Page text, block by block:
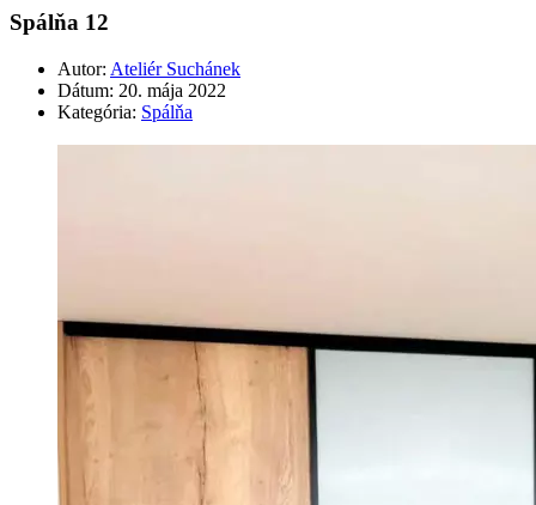
Spálňa 12
Autor: Ateliér Suchánek
Dátum: 20. mája 2022
Kategória: Spálňa